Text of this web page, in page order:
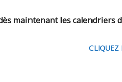
maintenant les calendriers